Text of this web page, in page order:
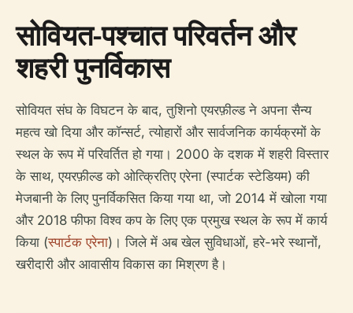
सोवियत-पश्चात परिवर्तन और
शहरी पुनर्विकास
सोवियत संघ के विघटन के बाद, तुशिनो एयरफ़ील्ड ने अपना सैन्य
महत्व खो दिया और कॉन्सर्ट, त्योहारों और सार्वजनिक कार्यक्रमों के
स्थल के रूप में परिवर्तित हो गया। 2000 के दशक में शहरी विस्तार
के साथ, एयरफ़ील्ड को ओत्क्रितिए एरेना (स्पार्टक स्टेडियम) की
मेजबानी के लिए पुनर्विकसित किया गया था, जो 2014 में खोला गया
और 2018 फीफा विश्व कप के लिए एक प्रमुख स्थल के रूप में कार्य
किया (स्पार्टक एरेना)। जिले में अब खेल सुविधाओं, हरे-भरे स्थानों,
खरीदारी और आवासीय विकास का मिश्रण है।